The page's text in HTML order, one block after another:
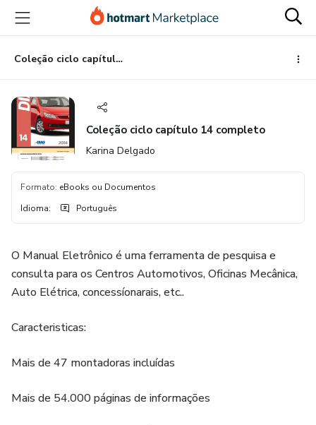
para
conteúdo
principal
para
pagamento
para
rodapé
Coleção ciclo capítulo 14 completo
Coleção ciclo capítulo 14 completo
Karina Delgado
Formato: eBooks ou Documentos
Idioma: Português
O Manual Eletrônico é uma ferramenta de pesquisa e
consulta para os Centros Automotivos, Oficinas Mecânica,
Auto Elétrica, concessíonarais, etc..
Caracteristicas:
Mais de 47 montadoras incluídas
Mais de 54.000 páginas de informações